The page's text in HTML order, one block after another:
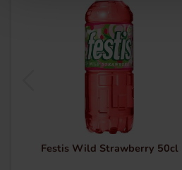
Festis Wild Strawberry 50cl